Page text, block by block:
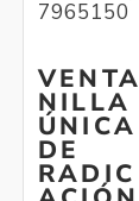
7965150
VENTA
NILLA
ÚNICA
DE
RADIC